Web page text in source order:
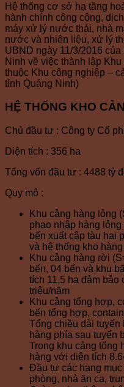
Hệ thống cơ sở hạ tầng
hành chính công cộng,
máy xử lý nước thải, nhà
nước và nhiên liệu, xử lý
UBND ngày 11/3/2016
Ninh về việc thành lập
thuộc Khu công nghiệp –
tỉnh Quảng Ninh)
HỆ THỐNG KHO
Chủ đầu tư : Công ty Cổ
Diện tích : 356 ha
Tổng vốn đầu tư : 4488 tỷ
Quy mô :
Khu cảng hàng lỏng
phao nhập hàng lỏng
bến xuất cập tàu hai
và hệ thống kho
Khu cảng hàng rời
bến, 04 bến và khu
tích 11,5 ha đảm
triệu/năm
Khu cảng tổng hợp,
bến tổng hợp,
Tổng chiều dài tuyến
hàng phía sau tuyến
Trong khu cảng tổng
hàng với diện tích
Đầu tư các hạng
phòng, nhà ăn ca,